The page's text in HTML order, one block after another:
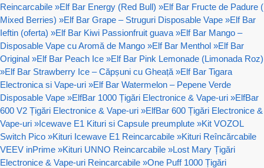
Reincarcabile »Elf Bar Energy (Red Bull) »Elf Bar Fructe de Padure (
Mixed Berries) »Elf Bar Grape – Struguri Disposable Vape »Elf Bar
Ieftin (oferta) »Elf Bar Kiwi Passionfruit guava »Elf Bar Mango –
Disposable Vape cu Aromă de Mango »Elf Bar Menthol »Elf Bar
Original »Elf Bar Peach Ice »Elf Bar Pink Lemonade (Limonada Roz)
»Elf Bar Strawberry Ice – Căpșuni cu Gheață »Elf Bar Tigara
Electronica si Vape-uri »Elf Bar Watermelon – Pepene Verde
Disposable Vape »ElfBar 1000 Țigări Electronice & Vape-uri »ElfBar
600 V2 Țigări Electronice & Vape-uri »ElfBar 600 Țigări Electronice &
Vape-uri »Icewave E1 Kituri si Capsule preumplute »Kit VOZOL
Switch Pico »Kituri Icewave E1 Reincarcabile »Kituri Reîncărcabile
VEEV inPrime »Kituri UNNO Reincarcabile »Lost Mary Țigări
Electronice & Vape-uri Reincarcabile »One Puff 1000 Țigări